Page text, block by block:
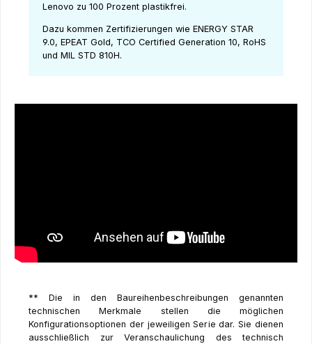
Lenovo zu 100 Prozent plastikfrei.
Dazu kommen Zertifizierungen wie ENERGY STAR
9.0, EPEAT Gold, TCO Certified Generation 10, RoHS
und MIL STD 810H.
** Die in den Baureihenbeschreibungen genannten
technischen Merkmale stellen die möglichen
Konfigurationsoptionen der jeweiligen Serie dar. Sie dienen
ausschließlich zur Veranschaulichung des technisch